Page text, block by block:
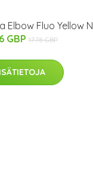
Elbow Fluo Yellow N
GBP 17.78 GBP